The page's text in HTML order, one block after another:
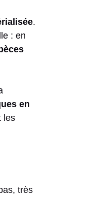
.
: en
en
les
très